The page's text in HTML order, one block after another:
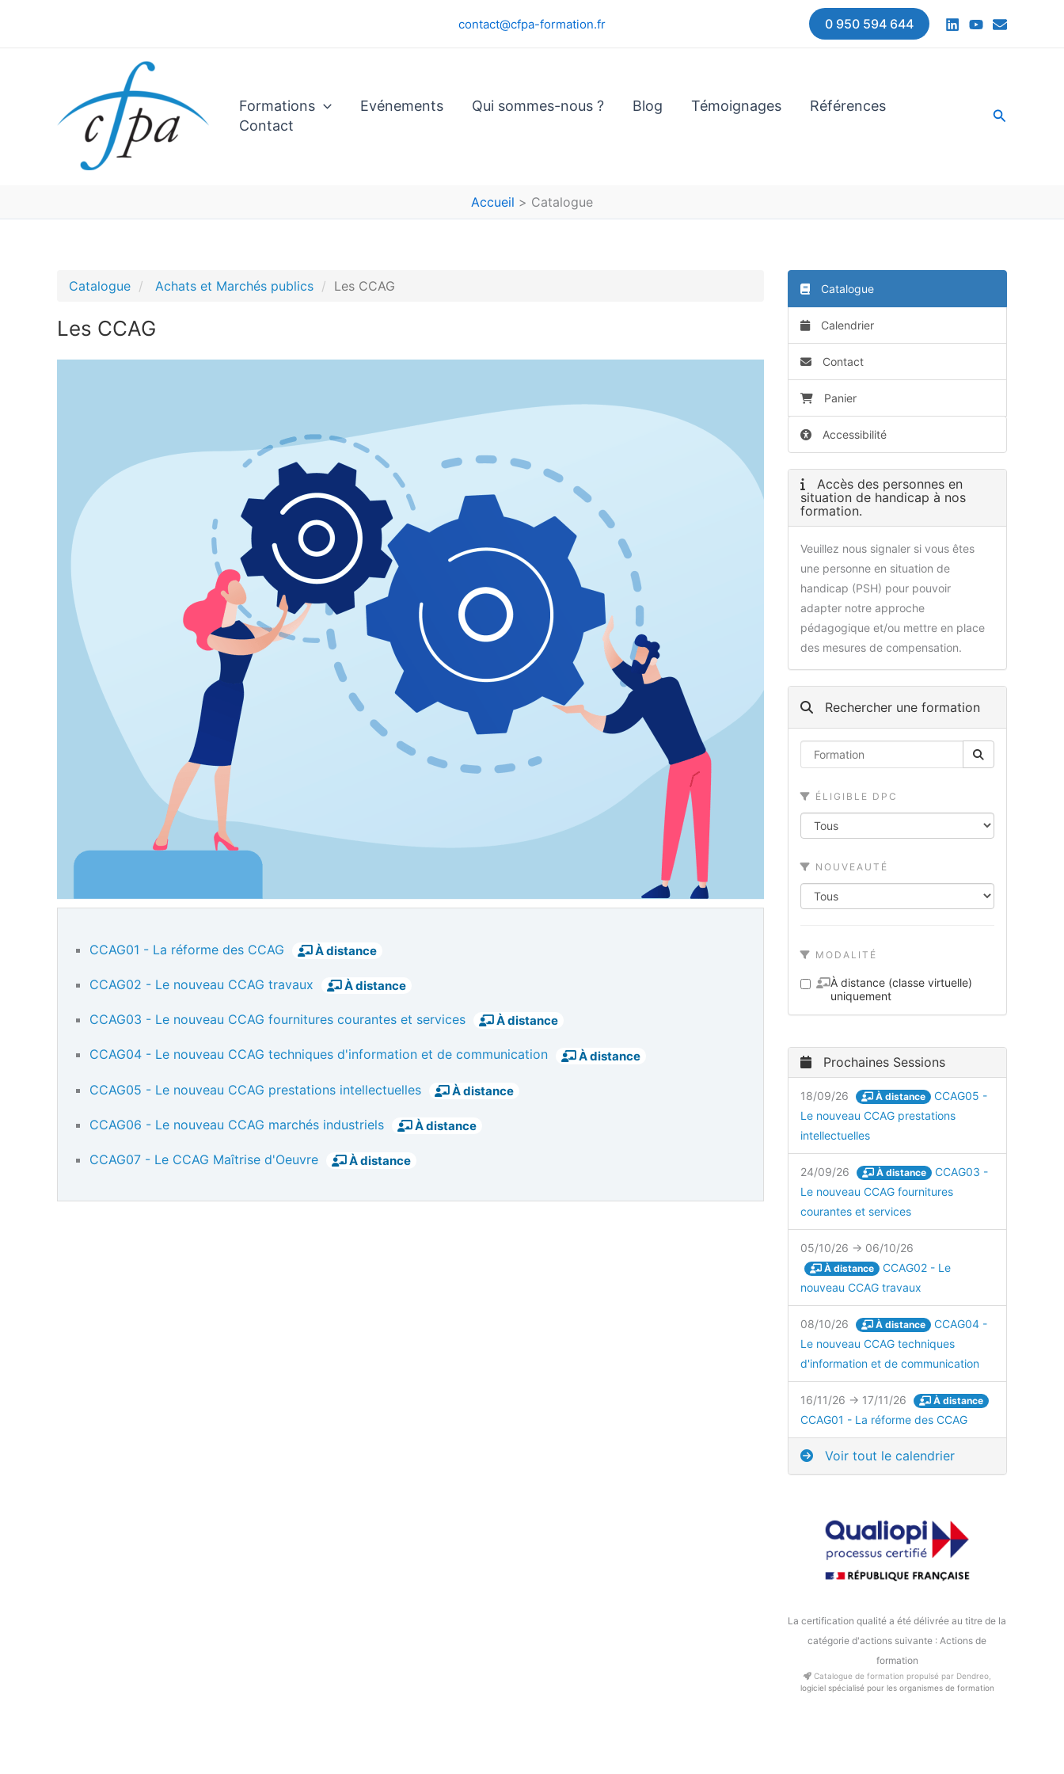
contact@cfpa-formation.fr 0 950 594 644
Formations Evénements Qui sommes-nous ? Blog Témoignages
Références
Contact
Accueil Catalogue
Catalogue Achats et Marchés publics Les CCAG
Les CCAG
CCAG01 - La réforme des CCAG À distance
CCAG02 - Le nouveau CCAG travaux À distance
CCAG03 - Le nouveau CCAG fournitures courantes et services À distance
CCAG04 - Le nouveau CCAG techniques d'information et de communication À distance
CCAG05 - Le nouveau CCAG prestations intellectuelles À distance
CCAG06 - Le nouveau CCAG marchés industriels À distance
CCAG07 - Le CCAG Maîtrise d'Oeuvre À distance
Catalogue
Calendrier
Contact
Panier
Accessibilité
Accès des personnes en
situation de handicap à nos
formation.
Veuillez nous signaler si vous êtes
une personne en situation de
handicap (PSH) pour pouvoir
adapter notre approche
pédagogique et/ou mettre en place
des mesures de compensation.
Rechercher une formation
ÉLIGIBLE DPC
NOUVEAUTÉ
MODALITÉ
À distance (classe virtuelle)
uniquement
Prochaines Sessions
18/09/26 À distance
CCAG05 -
Le nouveau CCAG prestations
intellectuelles
24/09/26 À distance
CCAG03 -
Le nouveau CCAG fournitures
courantes et services
05/10/26 → 06/10/26
À distance
CCAG02 - Le
nouveau CCAG travaux
08/10/26 À distance
CCAG04 -
Le nouveau CCAG techniques
d'information et de communication
16/11/26 → 17/11/26 À distance
CCAG01 - La réforme des CCAG
Voir tout le calendrier
La certification qualité a été délivrée au titre de la
catégorie d'actions suivante : Actions de
formation
Catalogue de formation propulsé par Dendreo,
logiciel spécialisé pour les organismes de formation